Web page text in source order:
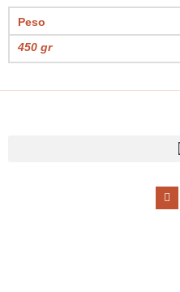
Peso
450 gr